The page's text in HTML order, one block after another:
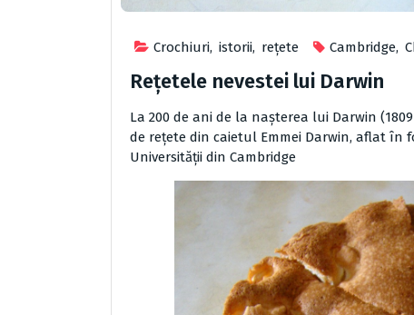
Crochiuri, istorii, reţete Cambridge,
Rețetele nevestei lui Darwin
La 200 de ani de la naşterea lui Darwin
de reţete din caietul Emmei Darwin, aflat în
Universităţii din Cambridge